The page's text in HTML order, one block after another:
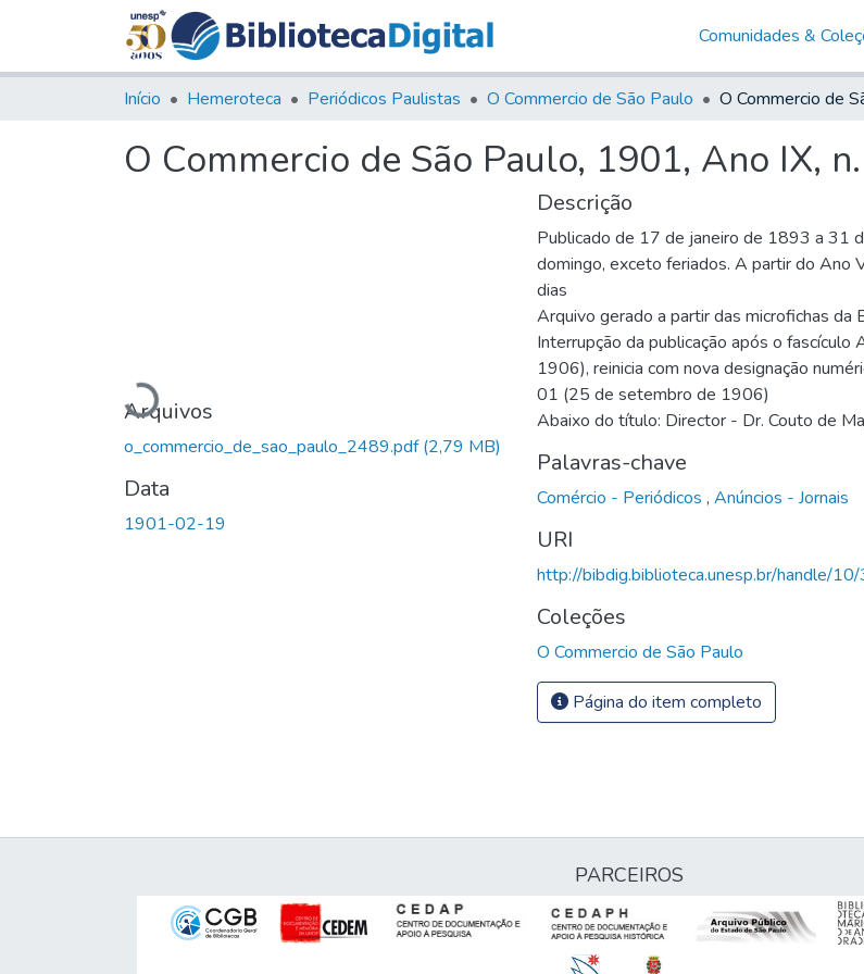
Comunidades &
Início Hemeroteca Periódicos Paulistas O Commercio de São Paulo
O Commercio de São Paulo, 1901, Ano IX,
Carregando...
Arquivos
o_commercio_de_sao_paulo_2489.pdf(2,79 MB)
Data
1901-02-19
Descrição
Publicado de 17 de janeiro de 1893 a 31
domingo, exceto feriados. A partir do Ano
dias
Arquivo gerado a partir das microfichas da
Interrupção da publicação após o
1906), reinicia com nova designação
01 (25 de setembro de 1906)
Abaixo do título: Director - Dr. Couto de
Palavras-chave
Comércio - Periódicos , Anúncios - Jornais
URI
http://bibdig.biblioteca.unesp.br/handle/
Coleções
O Commercio de São Paulo
Página do item completo
PARCEIROS